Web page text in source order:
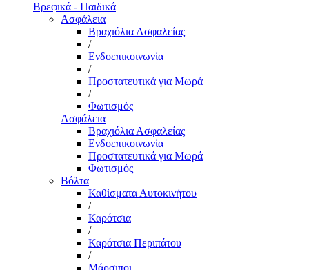
Βρεφικά - Παιδικά
Ασφάλεια
Βραχιόλια Ασφαλείας
/
Ενδοεπικοινωνία
/
Προστατευτικά για Μωρά
/
Φωτισμός
Ασφάλεια
Βραχιόλια Ασφαλείας
Ενδοεπικοινωνία
Προστατευτικά για Μωρά
Φωτισμός
Βόλτα
Καθίσματα Αυτοκινήτου
/
Καρότσια
/
Καρότσια Περιπάτου
/
Μάρσιποι